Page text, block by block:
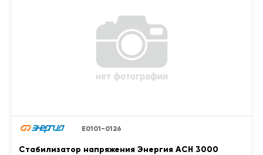
Е0101-0126
Стабилизатор напряжения Энергия АСН 3000